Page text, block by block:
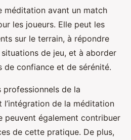
méditation avant un match
les joueurs. Elle peut les
sur le terrain, à répondre
de jeu, et à aborder
de confiance et de sérénité.
professionnels de la
l’intégration de la méditation
peuvent également contribuer
de cette pratique. De plus,